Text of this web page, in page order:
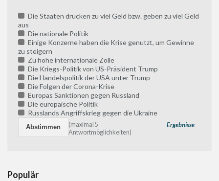
Die Staaten drucken zu viel Geld bzw. geben zu viel Geld
aus
Die nationale Politik
Einige Konzerne haben die Krise genutzt, um Gewinne
zu steigern
Zu hohe internationale Zölle
Die Kriegs-Politik von US-Präsident Trump
Die Handelspolitik der USA unter Trump
Die Folgen der Corona-Krise
Europas Sanktionen gegen Russland
Die europäische Politik
Russlands Angriffskrieg gegen die Ukraine
Ergebnisse
(maximal 5
Antwortmöglichkeiten)
Populär